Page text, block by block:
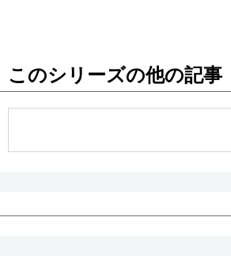
お知らせ
公式SNS
このシリーズの他の記事